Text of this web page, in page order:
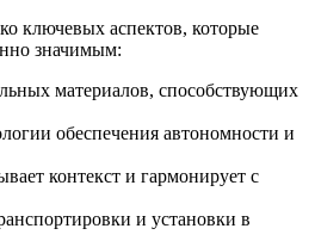
ключевых аспектов, которые
значимым:
материалов, способствующих
обеспечения автономности и
контекст и гармонирует с
и установки в